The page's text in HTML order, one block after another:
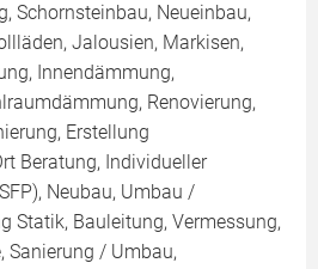
Schornsteinbau, Neueinbau,
Jalousien, Markisen,
Innendämmung,
Renovierung,
Erstellung
Beratung, Individueller
Neubau, Umbau /
Statik, Bauleitung, Vermessung,
Sanierung / Umbau,